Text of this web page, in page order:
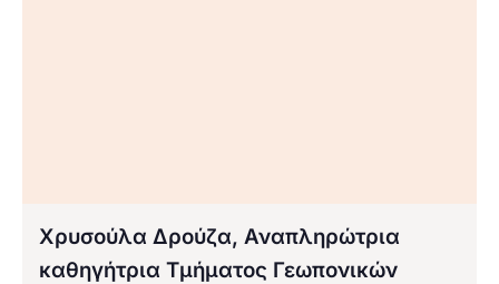
Χρυσούλα Δρούζα, Αναπληρώτρια
καθηγήτρια Τμήματος Γεωπονικών